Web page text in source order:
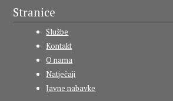
Stranice
Službe
Kontakt
O nama
Natječaji
Javne nabavke